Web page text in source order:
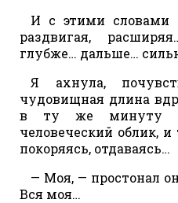
И с этими словами
раздвигая,
глубже… дальше…
Я ахнула,
чудовищная длина
в ту же минуту
человеческий облик, и
покоряясь, отдаваясь…
— Моя, — простонал
Вся моя…